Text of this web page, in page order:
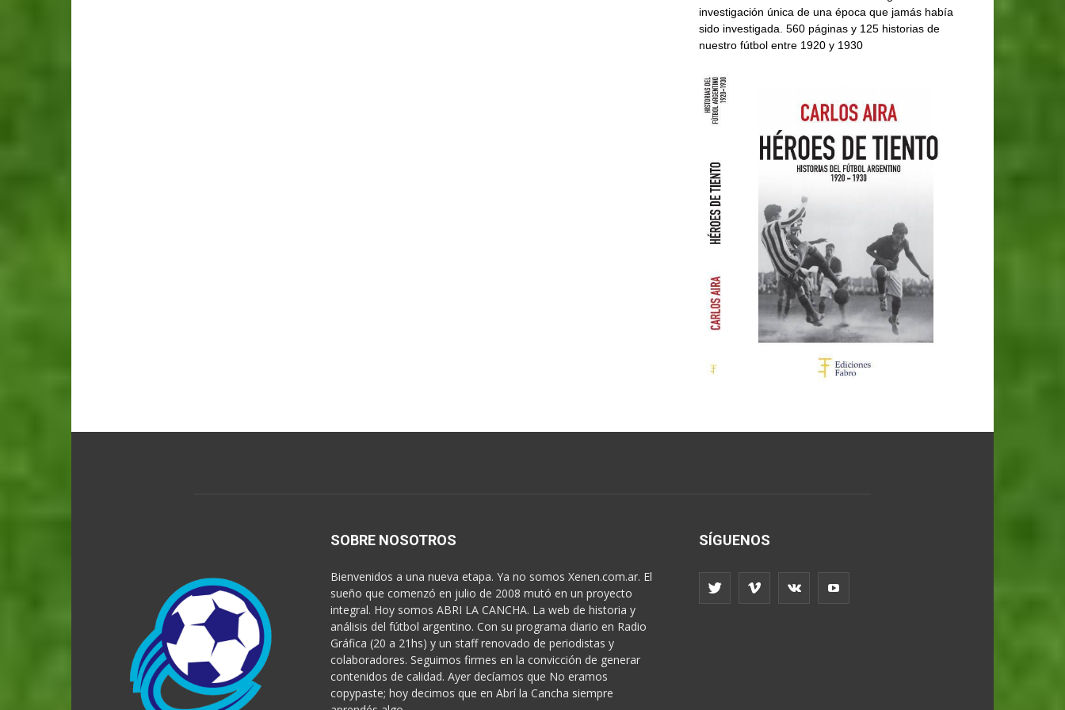
investigación única de una época que jamás había
sido investigada. 560 páginas y 125 historias de
nuestro fútbol entre 1920 y 1930
SOBRE NOSOTROS
Bienvenidos a una nueva etapa. Ya no somos Xenen.com.ar. El
sueño que comenzó en julio de 2008 mutó en un proyecto
integral. Hoy somos ABRI LA CANCHA. La web de historia y
análisis del fútbol argentino. Con su programa diario en Radio
Gráfica (20 a 21hs) y un staff renovado de periodistas y
colaboradores. Seguimos firmes en la convicción de generar
contenidos de calidad. Ayer decíamos que No eramos
copypaste; hoy decimos que en Abrí la Cancha siempre
SÍGUENOS